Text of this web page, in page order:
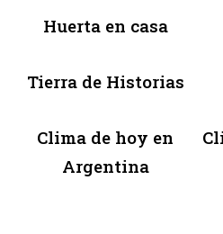
Huerta en casa
Tierra de Historias
Clima de hoy en
Argentina